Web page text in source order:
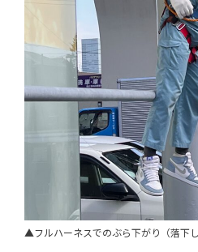
▲フルハーネスでのぶら下がり（落下